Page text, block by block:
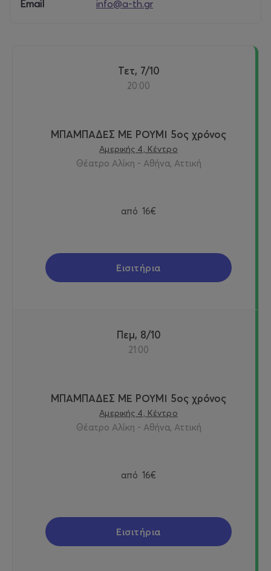
τηλεφωνικό κέντρο:211 1000 365
Κώστας Μπάλτας – Γιώτα Καραίσκου Κατερίνα
Δευτ- Παρ : 10:00 -19:00
Email info@a-th.gr
Τετ, 7/10
20:00
ΜΠΑΜΠΑΔΕΣ ΜΕ ΡΟΥΜΙ 5ος χρόνος
Αμερικής 4, Κέντρο
Θέατρο Αλίκη - Αθήνα, Αττική
από 16€
Εισιτήρια
Πεμ, 8/10
21:00
ΜΠΑΜΠΑΔΕΣ ΜΕ ΡΟΥΜΙ 5ος χρόνος
Αμερικής 4, Κέντρο
Θέατρο Αλίκη - Αθήνα, Αττική
από 16€
Εισιτήρια